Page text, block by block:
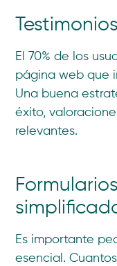
El 70% de los
página web que
Una buena
éxito,
relevantes.
Es importante
esencial.